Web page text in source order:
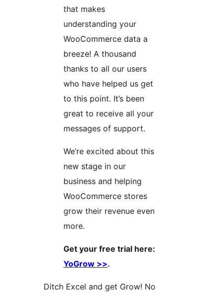
that makes
understanding your
WooCommerce data a
breeze! A thousand
thanks to all our users
who have helped us get
to this point. It’s been
great to receive all your
messages of support.
We’re excited about this
new stage in our
business and helping
WooCommerce stores
grow their revenue even
more.
Get your free trial here:
YoGrow >>.
Ditch Excel and get Grow! No